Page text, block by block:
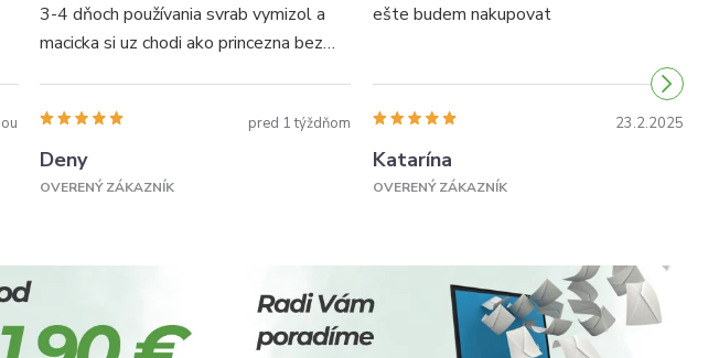
3-4 dňoch používania svrab vymizol a
macicka si uz chodi ako princezna bez
pred 1 týždňom
Deny
OVERENÝ ZÁKAZNÍK
ešte budem nakupovat
23.2.2025
Katarína
OVERENÝ ZÁKAZNÍK